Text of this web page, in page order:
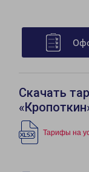
Скачать
Тарифы на